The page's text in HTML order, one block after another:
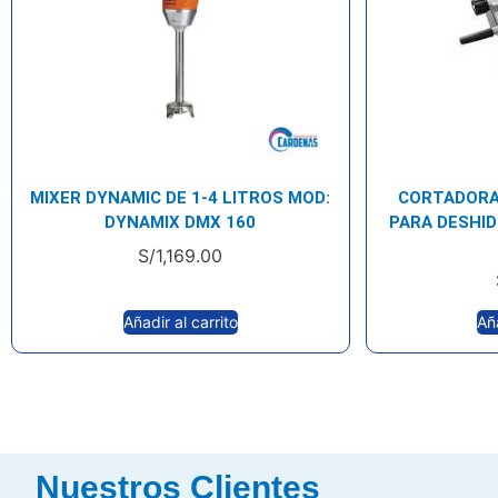
MIXER DYNAMIC DE 1-4 LITROS MOD:
DYNAMIX DMX 160
S/1,169.00
Añadir al carrito
PARA
Nuestros Clientes